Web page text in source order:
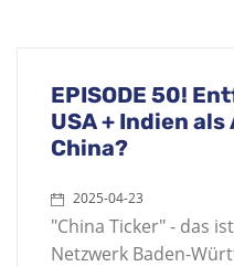
EPISODE 50!
USA + Indien
China?
2025-04-23
"China Ticker" - das
Netzwerk Baden-